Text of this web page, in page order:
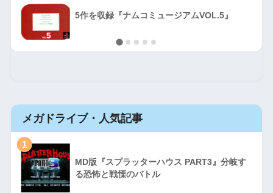
5作を収録『ナムコミュージアムVOL.5』
メガドライブ・人気記事
1
MD版『スプラッターハウス PART3』分岐す
る恐怖と戦慄のバトル